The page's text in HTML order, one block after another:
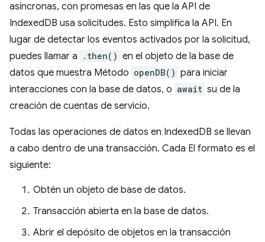
asíncronas, con promesas en las que la API de
IndexedDB usa solicitudes. Esto simplifica la API. En
lugar de detectar los eventos activados por la solicitud,
puedes llamar a
.then() en el objeto de la base de
datos que muestra Método openDB() para iniciar
interacciones con la base de datos, o await su de la
creación de cuentas de servicio.
Todas las operaciones de datos en IndexedDB se llevan
a cabo dentro de una transacción. Cada El formato es el
siguiente:
Obtén un objeto de base de datos.
Transacción abierta en la base de datos.
Abrir el depósito de objetos en la transacción